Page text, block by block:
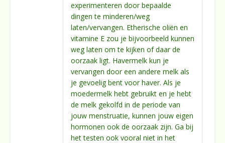
experimenteren door bepaalde
dingen te minderen/weg
laten/vervangen. Etherische oliën en
vitamine E zou je bijvoorbeeld kunnen
weg laten om te kijken of daar de
oorzaak ligt. Havermelk kun je
vervangen door een andere melk als
je gevoelig bent voor haver. Als je
moedermelk hebt gebruikt en je hebt
de melk gekolfd in de periode van
jouw menstruatie, kunnen jouw eigen
hormonen ook de oorzaak zijn. Ga bij
het testen ook vooral niet in het